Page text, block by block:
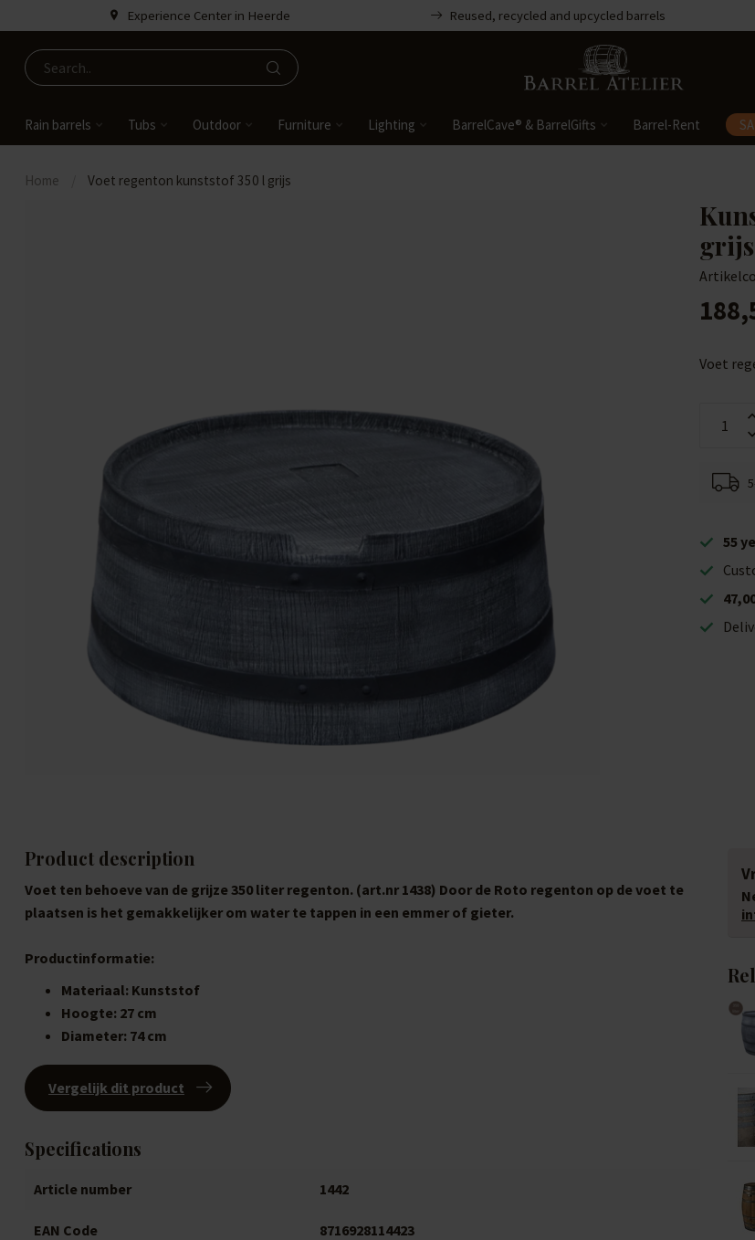
Experience Center in Heerde Reused, recycled and upcycled barrels
Rain barrels Tubs Outdoor Furniture Lighting BarrelCave® & BarrelGifts Barrel-Rent
Home Voet regenton kunststof 350 l grijs
grijs
Voet
55
Product description
Voet ten behoeve van de grijze 350 liter regenton. (art.nr 1438) Door de Roto regenton op de voet te
plaatsen is het gemakkelijker om water te tappen in een emmer of gieter.
Productinformatie:
Materiaal: Kunststof
Hoogte: 27 cm
Diameter: 74 cm
Vergelijk dit product
Specifications
Article number 1442
EAN Code 8716928114423